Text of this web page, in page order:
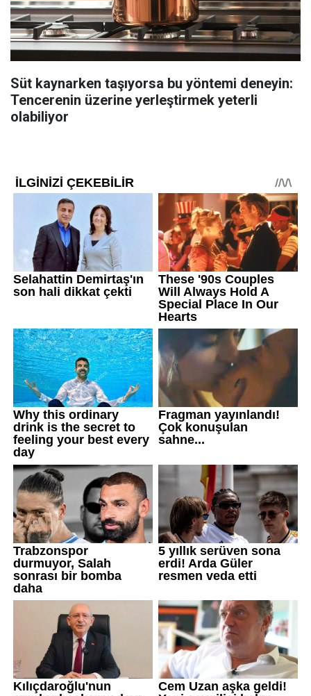
Süt kaynarken taşıyorsa bu yöntemi deneyin:
Tencerenin üzerine yerleştirmek yeterli
olabiliyor